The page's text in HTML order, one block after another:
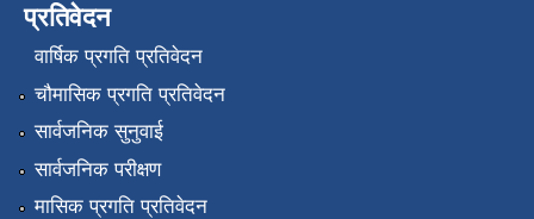
प्रतिवेदन
वार्षिक प्रगति प्रतिवेदन
चौमासिक प्रगति प्रतिवेदन
सार्वजनिक सुनुवाई
सार्वजनिक परीक्षण
मासिक प्रगति प्रतिवेदन